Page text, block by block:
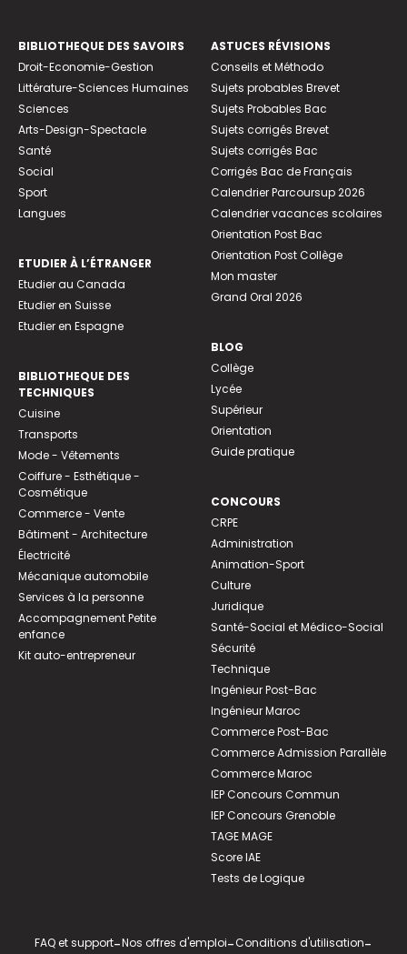
BIBLIOTHEQUE DES SAVOIRS
Droit-Economie-Gestion
Littérature-Sciences Humaines
Sciences
Arts-Design-Spectacle
Santé
Social
Sport
Langues
ETUDIER À L’ÉTRANGER
Etudier au Canada
Etudier en Suisse
Etudier en Espagne
BIBLIOTHEQUE DES
TECHNIQUES
Cuisine
Transports
Mode - Vêtements
Coiffure - Esthétique -
Cosmétique
Commerce - Vente
Bâtiment - Architecture
Électricité
Mécanique automobile
Services à la personne
Accompagnement Petite
enfance
Kit auto-entrepreneur
ASTUCES RÉVISIONS
Conseils et Méthodo
Sujets probables Brevet
Sujets Probables Bac
Sujets corrigés Brevet
Sujets corrigés Bac
Corrigés Bac de Français
Calendrier Parcoursup 2026
Calendrier vacances scolaires
Orientation Post Bac
Orientation Post Collège
Mon master
Grand Oral 2026
BLOG
Collège
Lycée
Supérieur
Orientation
Guide pratique
CONCOURS
CRPE
Administration
Animation-Sport
Culture
Juridique
Santé-Social et Médico-Social
Sécurité
Technique
Ingénieur Post-Bac
Ingénieur Maroc
Commerce Post-Bac
Commerce Admission Parallèle
Commerce Maroc
IEP Concours Commun
IEP Concours Grenoble
TAGE MAGE
Score IAE
Tests de Logique
FAQ et support-Nos offres d'emploi-Conditions d'utilisation-